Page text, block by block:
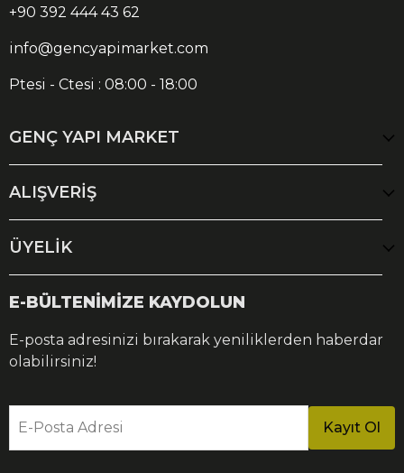
+90 392 444 43 62
info@gencyapimarket.com
Ptesi - Ctesi : 08:00 - 18:00
GENÇ YAPI MARKET
ALIŞVERİŞ
ÜYELİK
E-BÜLTENİMİZE KAYDOLUN
E-posta adresinizi bırakarak yeniliklerden haberdar
olabilirsiniz!
E-Posta Adresi Kayıt Ol